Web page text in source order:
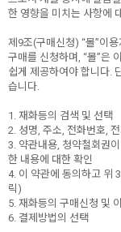
한 영향을 미치는 사항에
제9조(구매신청) “몰”이
구매를 신청하며, “몰”은
쉽게 제공하여야 합니다.
습니다.
1. 재화등의 검색 및 선택
2. 성명, 주소, 전화번호,
3. 약관내용, 청약철회권
한 내용에 대한 확인
4. 이 약관에 동의하고 위
릭)
5. 재화등의 구매신청 및
6. 결제방법의 선택